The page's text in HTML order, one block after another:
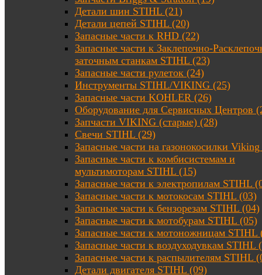
Детали шин STIHL (21)
Детали цепей STIHL (20)
Запасные части к RHD (22)
Запасные части к Заклепочно-
заточным станкам STIHL (23)
Запасные части рулеток (24)
Инструменты STIHL/VIKING (25)
Запасные части KOHLER (26)
Оборудование для Сервисных Центров
Запчасти VIKING (старые) (28)
Свечи STIHL (29)
Запасные части на газонокосилки
Запасные части к комбисистемам и
мультимоторам STIHL (15)
Запасные части к электропилам STIHL
Запасные части к мотокосам STIHL (03)
Запасные части к бензорезам STIHL (04)
Запасные части к мотобурам STIHL (05)
Запасные части к мотоножницам STIHL
Запасные части к воздуходувкам STIHL
Запасные части к распылителям STIHL
Детали двигателя STIHL (09)